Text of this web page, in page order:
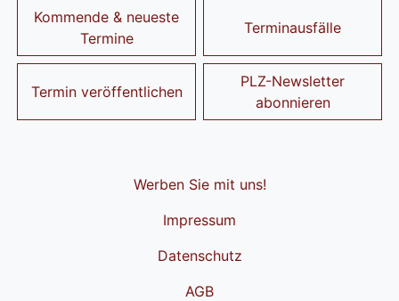
Kommende & neueste
Termine
Terminausfälle
Termin veröffentlichen
PLZ-Newsletter
abonnieren
Werben Sie mit uns!
Impressum
Datenschutz
AGB